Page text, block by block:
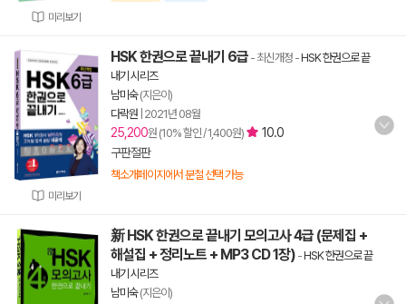
미리보기
미리보기
HSK 한권으로 끝내기 6급 - 최신개정 -HSK 한권으로 끝
내기 시리즈
남미숙(지은이)
다락원 2021년 08월
25,200원 (10% 할인 / 1,400원)
10.0
구판절판
책소개페이지에서 분철 선택 가능
新 HSK 한권으로 끝내기 모의고사 4급 (문제집 +
해설집 + 정리노트 + MP3 CD 1장) -HSK 한권으로 끝
내기 시리즈
남미숙(지은이)